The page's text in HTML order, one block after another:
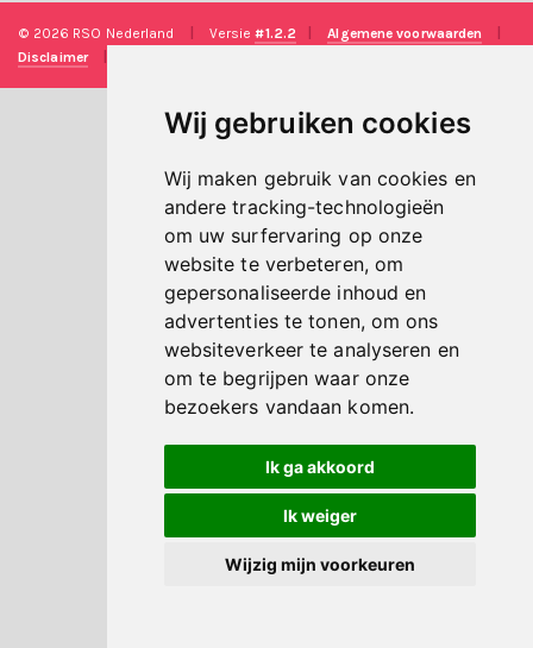
Wij gebruiken cookies
Wij maken gebruik van cookies en
andere tracking-technologieën
om uw surfervaring op onze
website te verbeteren, om
gepersonaliseerde inhoud en
advertenties te tonen, om ons
websiteverkeer te analyseren en
om te begrijpen waar onze
bezoekers vandaan komen.
Ik ga akkoord
Ik weiger
Wijzig mijn voorkeuren
© 2026 RSO Nederland Versie#1.2.2 Algemene voorwaarden
Disclaimer